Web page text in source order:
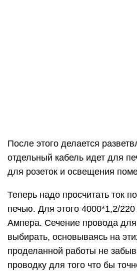
После этого делается
отдельный кабель идет для
для розеток и освещения
Теперь надо просчитать ток
печью. Для этого 4000*1,2/
Ампера. Сечение провода
выбирать, основываясь на
проделанной работы не
проводку для того что бы